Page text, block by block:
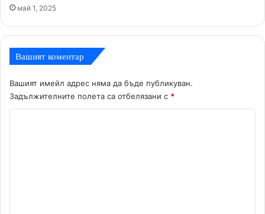
май 1, 2025
Вашият коментар
Вашият имейл адрес няма да бъде публикуван.
Задължителните полета са отбелязани с *